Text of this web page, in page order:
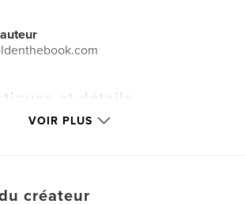
et détails
Livres d'art et de photographie
312
VOIR PLUS
créateur